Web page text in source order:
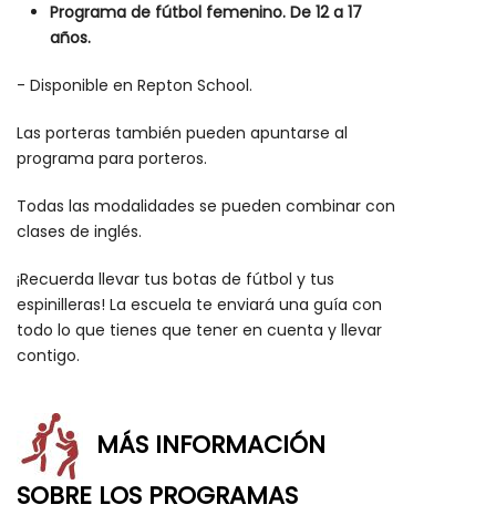
Programa de fútbol femenino. De 12 a 17
años.
- Disponible en Repton School.
Las porteras también pueden apuntarse al
programa para porteros.
Todas las modalidades se pueden combinar con
clases de inglés.
¡Recuerda llevar tus botas de fútbol y tus
espinilleras! La escuela te enviará una guía con
todo lo que tienes que tener en cuenta y llevar
contigo.
MÁS INFORMACIÓN
SOBRE LOS PROGRAMAS